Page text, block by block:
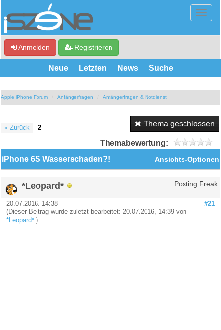
Anmelden Registrieren
Neue Letzten News Suche
Apple iPhone Forum Anfängerfragen Anfängerfragen & Notdienst
« Zurück 2 Thema geschlossen
Themabewertung:
Ansichts-Optionen
iPhone 6S Wasserschaden?!
*Leopard* Posting Freak
#21
20.07.2016, 14:38
(Dieser Beitrag wurde zuletzt bearbeitet: 20.07.2016, 14:39 von
*Leopard* .)